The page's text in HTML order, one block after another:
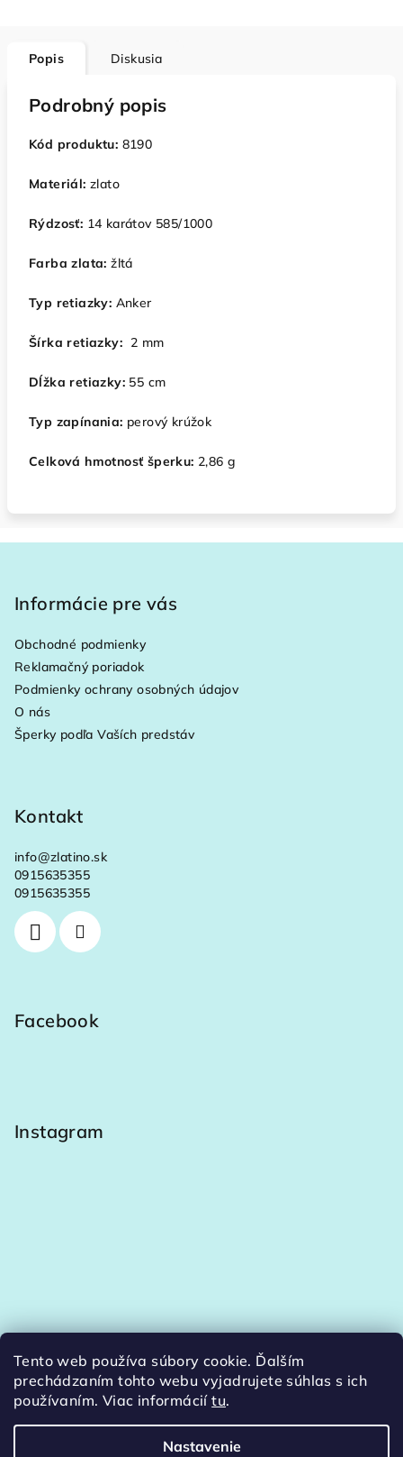
Tento web používa súbory cookie. Ďalším
prechádzaním tohto webu vyjadrujete súhlas s ich
používaním. Viac informáciítu.
Nastavenie
Popis Diskusia
Podrobný popis
Kód produktu: 8190
Materiál: zlato
Rýdzosť: 14 karátov 585/1000
Farba zlata: žltá
Typ retiazky: Anker
Šírka retiazky: 2 mm
Dĺžka retiazky: 55 cm
Typ zapínania: perový krúžok
Celková hmotnosť šperku: 2,86 g
Informácie pre vás
Obchodné podmienky
Reklamačný poriadok
Podmienky ochrany osobných údajov
O nás
Šperky podľa Vaších predstáv
Kontakt
info@zlatino.sk
0915635355
0915635355
Facebook
Instagram
Sledovať na Instagrame